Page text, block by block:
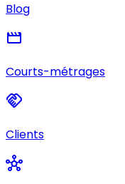
Blog
movie
Courts-métrages
handshake
Clients
hub